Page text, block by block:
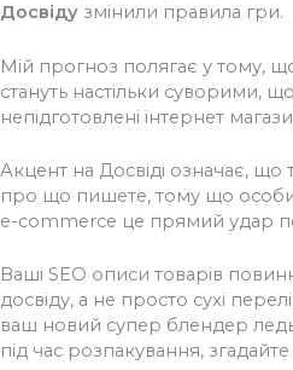
Досвіду змінили правила гри.
Мій прогноз полягає у тому,
стануть настільки суворими, що
непідготовлені інтернет
Акцент на Досвіді означає, що
про що пишете, тому що
e-commerce це прямий удар
Ваші SEO описи товарів
досвіду, а не просто сухі
ваш новий супер блендер
під час розпакування,